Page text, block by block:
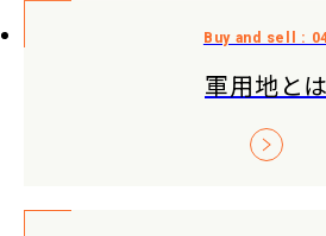
軍用地とは